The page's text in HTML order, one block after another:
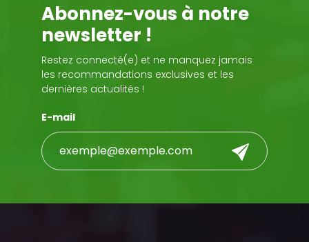
Abonnez-vous à notre
newsletter !
Restez connecté(e) et ne manquez jamais
les recommandations exclusives et les
dernières actualités !
E-mail